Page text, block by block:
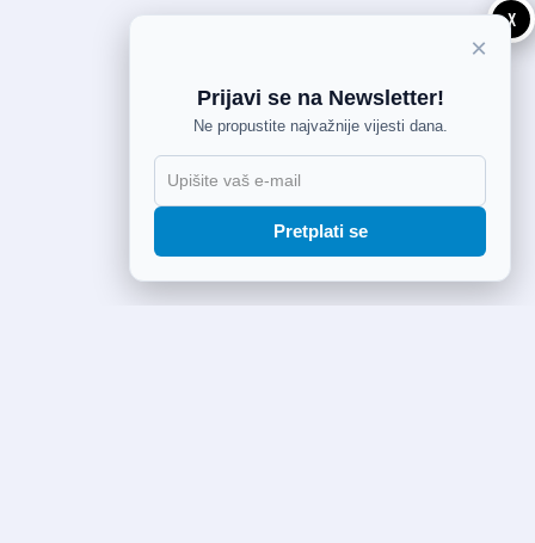
X
×
Prijavi se na Newsletter!
Ne propustite najvažnije vijesti dana.
Pretplati se